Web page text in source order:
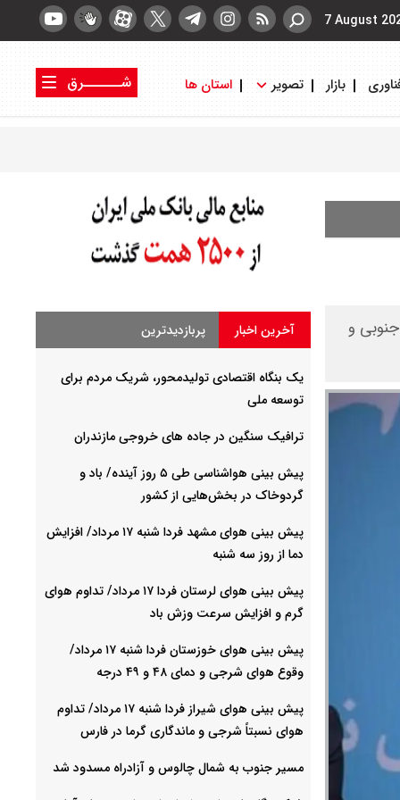
7 August
بازار تصویر استان ها
شــــــرق
و
آخرین اخبار پربازدیدترین
یک بنگاه اقتصادی تولیدمحور، شریک مردم برای
توسعه ملی
ترافیک سنگین در جاده های خروجی مازندران
پیش بینی هواشناسی طی ۵ روز آینده/ باد و
گردوخاک در بخش‌هایی از کشور
پیش بینی هوای مشهد فردا شنبه ۱۷ مرداد/ افزایش
دما از روز سه شنبه
پیش بینی هوای لرستان فردا ۱۷ مرداد/ تداوم هوای
گرم و افزایش سرعت وزش باد
پیش بینی هوای خوزستان فردا شنبه ۱۷ مرداد/
وقوع هوای شرجی و دمای ۴۸ و ۴۹ درجه
پیش بینی هوای شیراز فردا شنبه ۱۷ مرداد/ تداوم
هوای نسبتاً شرجی و ماندگاری گرما در فارس
مسیر جنوب به شمال چالوس و آزادراه مسدود شد